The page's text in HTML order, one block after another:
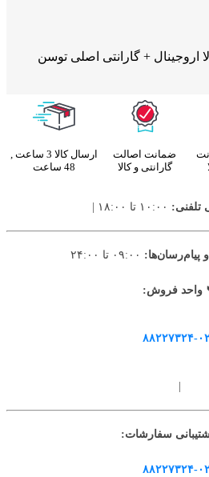
اروجینال + گارانتی اصلی توسن
ضمانت اصالت
گارانتی و کالا
ارسال کالا 3 ساعت ,
48 ساعت
تلفنی:
پیام‌رسان‌ها:
واحد فروش:
۰۲۱
سفارشات:
۰۲۱